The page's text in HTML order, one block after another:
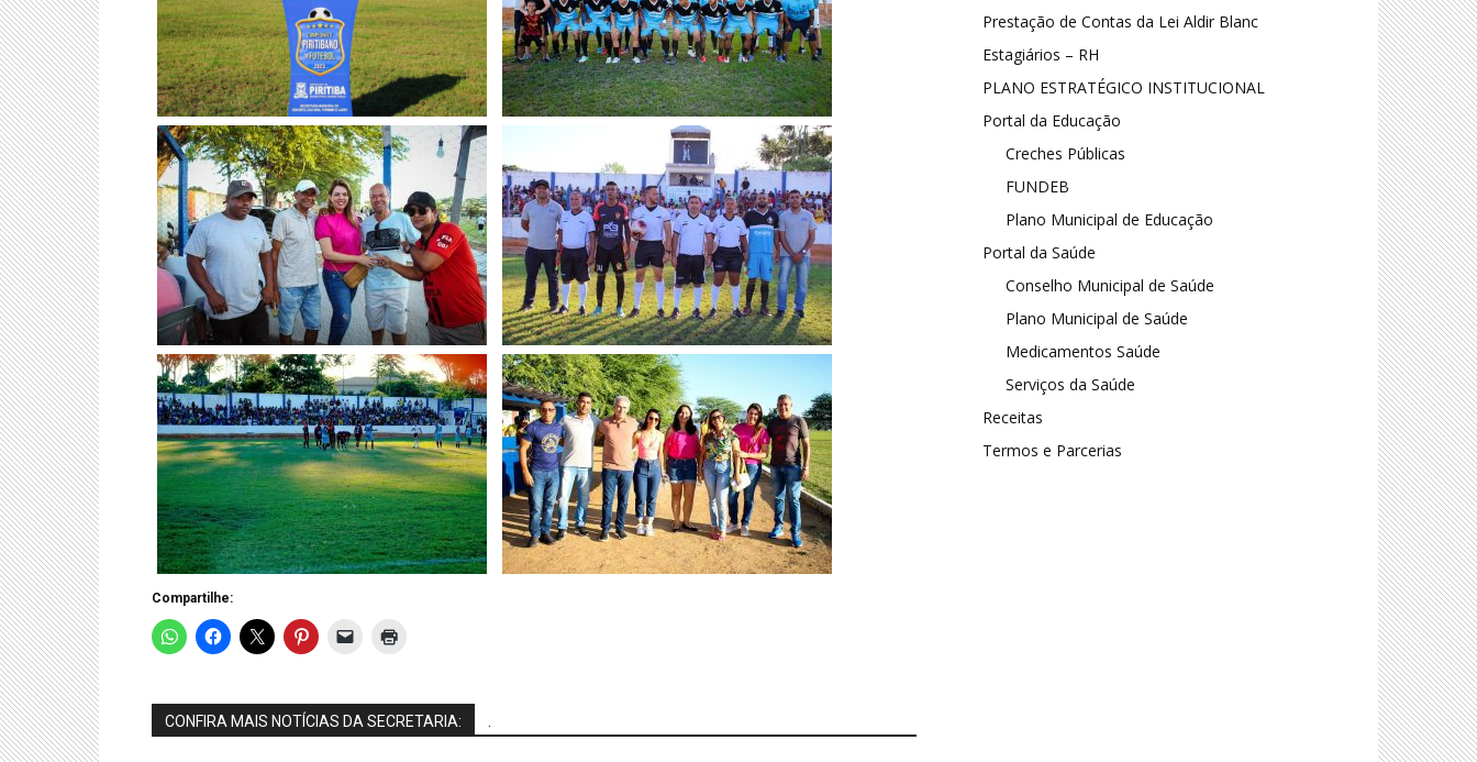
Compartilhe:
CONFIRA MAIS NOTÍCIAS DA SECRETARIA:
Prestação de Contas da Lei Aldir Blanc
Estagiários – RH
PLANO ESTRATÉGICO INSTITUCIONAL
Portal da Educação
Creches Públicas
FUNDEB
Plano Municipal de Educação
Portal da Saúde
Conselho Municipal de Saúde
Plano Municipal de Saúde
Medicamentos Saúde
Serviços da Saúde
Receitas
Termos e Parcerias